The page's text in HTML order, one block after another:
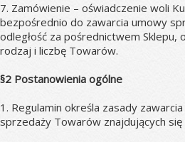
7. Zamówienie – oświadczenie woli
bezpośrednio do zawarcia umowy
odległość za pośrednictwem Sklepu,
rodzaj i liczbę Towarów.
§2 Postanowienia ogólne
1. Regulamin określa zasady
sprzedaży Towarów znajdujących się